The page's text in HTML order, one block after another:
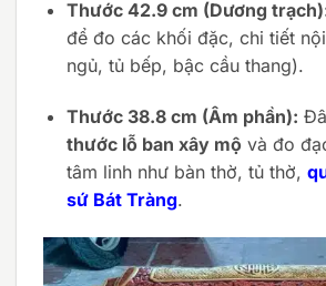
Thước 42.9 cm (Dương
để đo các khối đặc, chi tiết
ngủ, tủ bếp, bậc cầu thang).
Thước 38.8 cm (Âm phần):
thước lỗ ban xây mộvà đo
tâm linh như bàn thờ, tủ thờ,
sứ Bát Tràng.